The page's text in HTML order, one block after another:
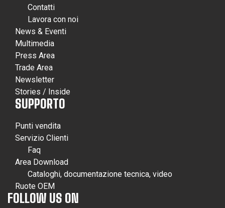
Contatti
Lavora con noi
News & Eventi
Multimedia
Press Area
Trade Area
Newsletter
Stories / Inside
SUPPORTO
Punti vendita
Servizio Clienti
Faq
Area Download
Cataloghi, documentazione tecnica, video
Ruote OEM
FOLLOW US ON